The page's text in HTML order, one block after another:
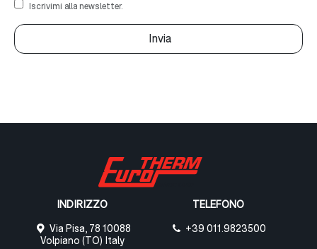
Iscrivimi alla newsletter.
INDIRIZZO
Via Pisa, 78 10088
Volpiano (TO) Italy
TELEFONO
+39 011.9823500